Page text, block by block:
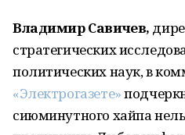
Владимир Савичев,
стратегических
политических наук, в
«Электрогазете»
сиюминутного хайпа